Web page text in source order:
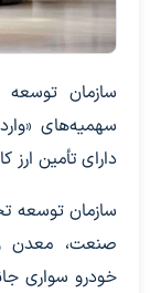
سازمان توسعه
سهمیه‌های
دارای تأمین ارز
سازمان توسعه
صنعت، معدن و
خودرو سواری